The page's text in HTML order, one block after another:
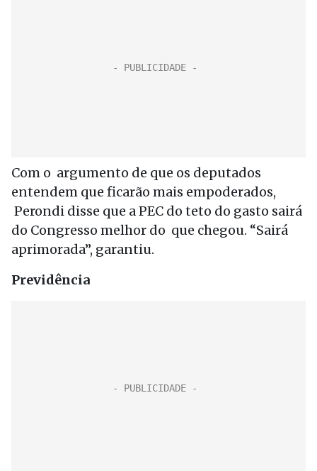
Com o argumento de que os deputados
entendem que ficarão mais empoderados,
Perondi disse que a PEC do teto do gasto sairá
do Congresso melhor do que chegou. “Sairá
aprimorada”, garantiu.
Previdência